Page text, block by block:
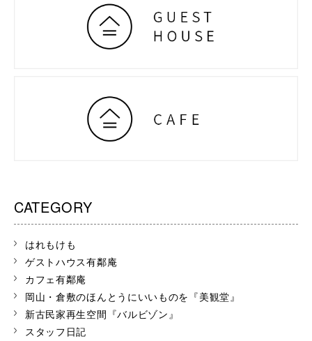
CATEGORY
はれもけも
ゲストハウス有鄰庵
カフェ有鄰庵
岡山・倉敷のほんとうにいいものを『美観堂』
新古民家再生空間『バルビゾン』
スタッフ日記